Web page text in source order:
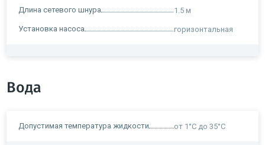
Длина сетевого шнура 1.5 м
Установка насоса горизонтальная
Вода
Допустимая температура жидкости от 1°C до 35°C